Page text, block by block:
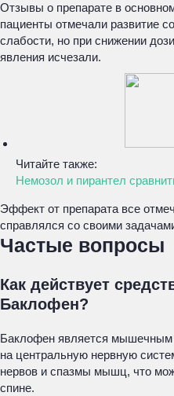
Отзывы о препарате в
пациенты отмечали развитие
слабости, но при снижении
явления исчезали.
Читайте также:
Немозол и пирантел
Эффект от препарата все
справлялся со своими
Частые вопросы
Как действует
Баклофен?
Баклофен является мышечным
на центральную нервную
нервов и спазмы мышц, что
спине.